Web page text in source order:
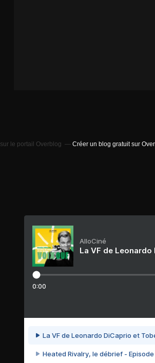
sur le portail Overblog Créer un blog gratuit sur
AlloCiné
La VF de
0:00
La VF de Leonardo DiCaprio et
Heated Rivalry, le débrief - Episode